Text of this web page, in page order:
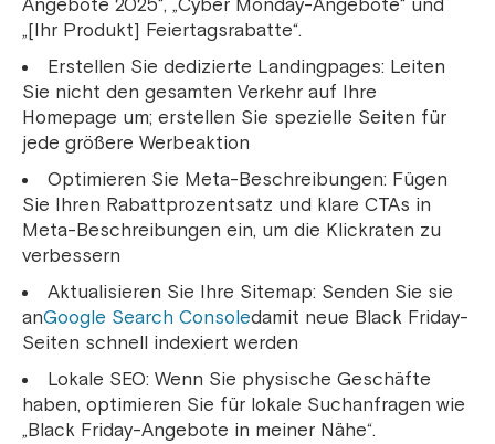
Angebote 2025“, „Cyber Monday-Angebote“ und
„[Ihr Produkt] Feiertagsrabatte“.
Erstellen Sie dedizierte Landingpages: Leiten
Sie nicht den gesamten Verkehr auf Ihre
Homepage um; erstellen Sie spezielle Seiten für
jede größere Werbeaktion
Optimieren Sie Meta-Beschreibungen: Fügen
Sie Ihren Rabattprozentsatz und klare CTAs in
Meta-Beschreibungen ein, um die Klickraten zu
verbessern
Aktualisieren Sie Ihre Sitemap: Senden Sie sie
anGoogle Search Consoledamit neue Black Friday-
Seiten schnell indexiert werden
Lokale SEO: Wenn Sie physische Geschäfte
haben, optimieren Sie für lokale Suchanfragen wie
„Black Friday-Angebote in meiner Nähe“.